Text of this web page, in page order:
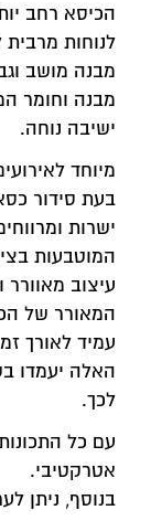
הכיסא רחב
לנוחות
מבנה מושב
מבנה וחומר
ישיבה נוחה.
מיוחד
בעת סידור
ישרות
המוטבעות
עיצוב מאוורר
המאורר של
עמיד לאורך
האלה יעמדו
לכך.
עם כל
אטרקטיבי.
בנוסף, ניתן